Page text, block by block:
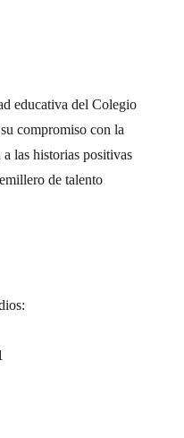
educativa del Colegio
compromiso con la
las historias positivas
de talento